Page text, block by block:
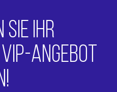
SIE IHR
ANGEBOT